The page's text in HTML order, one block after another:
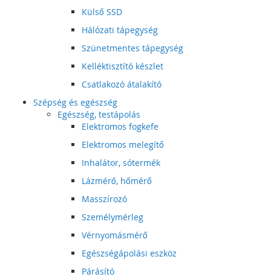
Külső SSD
Hálózati tápegység
Szünetmentes tápegység
Kelléktisztító készlet
Csatlakozó átalakító
Szépség és egészség
Egészség, testápolás
Elektromos fogkefe
Elektromos melegítő
Inhalátor, sótermék
Lázmérő, hőmérő
Masszírozó
Személymérleg
Vérnyomásmérő
Egészségápolási eszköz
Párásító